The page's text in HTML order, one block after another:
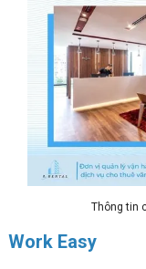
Thông tin
Work Easy